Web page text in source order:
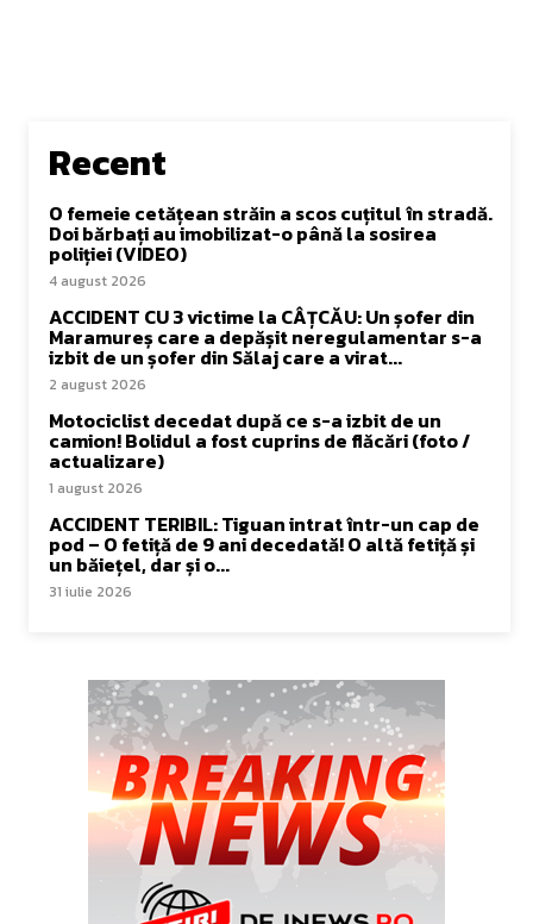
Recent
O femeie cetățean străin a scos cuțitul în stradă.
Doi bărbați au imobilizat-o până la sosirea
poliției (VIDEO)
4 august 2026
ACCIDENT CU 3 victime la CÂȚCĂU: Un șofer din
Maramureș care a depășit neregulamentar s-a
izbit de un șofer din Sălaj care a virat...
2 august 2026
Motociclist decedat după ce s-a izbit de un
camion! Bolidul a fost cuprins de flăcări (foto /
actualizare)
1 august 2026
ACCIDENT TERIBIL: Tiguan intrat într-un cap de
pod – O fetiță de 9 ani decedată! O altă fetiță și
un băiețel, dar și o...
31 iulie 2026